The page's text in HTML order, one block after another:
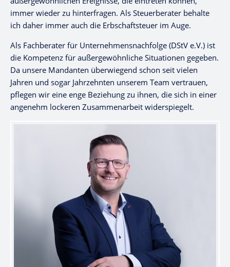
immer wieder zu hinterfragen. Als Steuerberater behalte
ich daher immer auch die Erbschaftsteuer im Auge.
Als Fachberater für Unternehmensnachfolge (DStV e.V.) ist
die Kompetenz für außergewöhnliche Situationen gegeben.
Da unsere Mandanten überwiegend schon seit vielen
Jahren und sogar Jahrzehnten unserem Team vertrauen,
pflegen wir eine enge Beziehung zu ihnen, die sich in einer
angenehm lockeren Zusammenarbeit widerspiegelt.